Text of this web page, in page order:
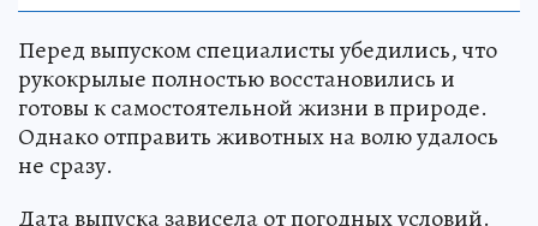
Перед выпуском специалисты убедились, что
рукокрылые полностью восстановились и
готовы к самостоятельной жизни в природе.
Однако отправить животных на волю удалось
не сразу.
Дата выпуска зависела от погодных условий.